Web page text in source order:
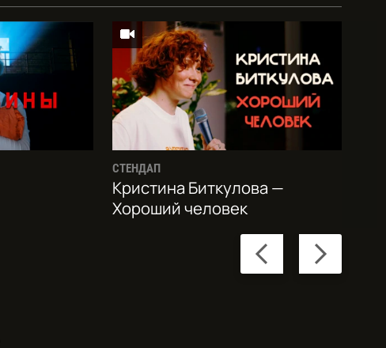
Previous
slide
Next
slide
СТЕНДАП
Кристина Биткулова —
Хороший человек